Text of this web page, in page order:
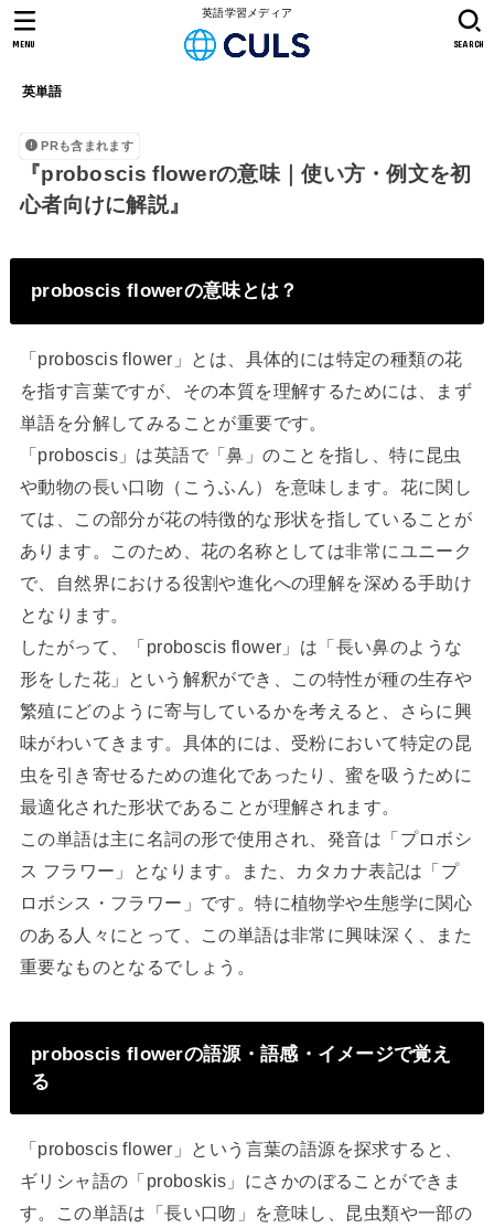
英語学習メディア
英単語
SEARCH
MENU
PRも含まれます
『proboscis flowerの意味｜使い方・例文を初
心者向けに解説』
proboscis flowerの意味とは？
「proboscis flower」とは、具体的には特定の種類の花
を指す言葉ですが、その本質を理解するためには、まず
単語を分解してみることが重要です。
「proboscis」は英語で「鼻」のことを指し、特に昆虫
や動物の長い口吻（こうふん）を意味します。花に関し
ては、この部分が花の特徴的な形状を指していることが
あります。このため、花の名称としては非常にユニーク
で、自然界における役割や進化への理解を深める手助け
となります。
したがって、「proboscis flower」は「長い鼻のような
形をした花」という解釈ができ、この特性が種の生存や
繁殖にどのように寄与しているかを考えると、さらに興
味がわいてきます。具体的には、受粉において特定の昆
虫を引き寄せるための進化であったり、蜜を吸うために
最適化された形状であることが理解されます。
この単語は主に名詞の形で使用され、発音は「プロボシ
ス フラワー」となります。また、カタカナ表記は「プ
ロボシス・フラワー」です。特に植物学や生態学に関心
のある人々にとって、この単語は非常に興味深く、また
重要なものとなるでしょう。
proboscis flowerの語源・語感・イメージで覚え
る
「proboscis flower」という言葉の語源を探求すると、
ギリシャ語の「proboskis」にさかのぼることができま
す。この単語は「長い口吻」を意味し、昆虫類や一部の